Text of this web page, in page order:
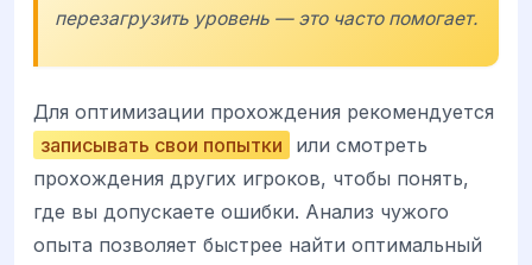
перезагрузить уровень — это часто помогает.
Для оптимизации прохождения рекомендуется
записывать свои попытки
или смотреть
прохождения других игроков, чтобы понять,
где вы допускаете ошибки. Анализ чужого
опыта позволяет быстрее найти оптимальный